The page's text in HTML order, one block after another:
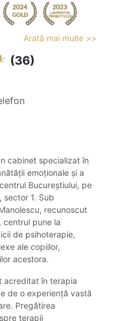
Arată mai multe >>
(36)
cabinet specializat în
emoționale și a
Bucureștiului, pe
sector 1. Sub
recunoscut
centrul pune la
de psihoterapie,
ale copiilor,
acestora.
acreditat în terapia
de o experiență vastă
Pregătirea
terapii